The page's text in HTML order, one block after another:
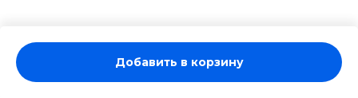
Добавить в корзину